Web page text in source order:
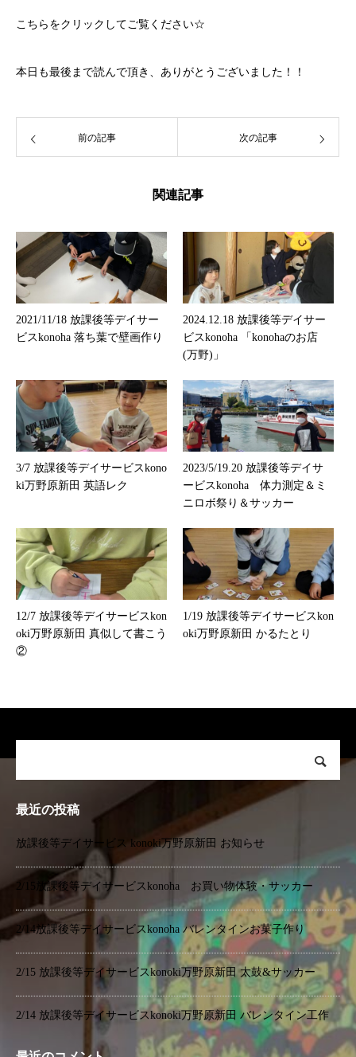
こちら をクリックしてご覧ください☆
本日も最後まで読んで頂き、ありがとうございました！！
前の記事 次の記事
関連記事
2021/11/18 放課後等デイサー
ビスkonoha 落ち葉で壁画作り
2024.12.18 放課後等デイサー
ビスkonoha 「konohaのお店
(万野)」
3/7 放課後等デイサービスkono
ki万野原新田 英語レク
2023/5/19.20 放課後等デイサ
ービスkonoha 体力測定＆ミ
ニロボ祭り＆サッカー
12/7 放課後等デイサービスkon
oki万野原新田 真似して書こう
②
1/19 放課後等デイサービスkon
oki万野原新田 かるたとり
最近の投稿
放課後等デイサービス konoki万野原新田 お知らせ
2/15放課後等デイサービスkonoha お買い物体験・サッカー
2/14放課後等デイサービスkonoha バレンタインお菓子作り
2/15 放課後等デイサービスkonoki万野原新田 太鼓&サッカー
2/14 放課後等デイサービスkonoki万野原新田 バレンタイン工作